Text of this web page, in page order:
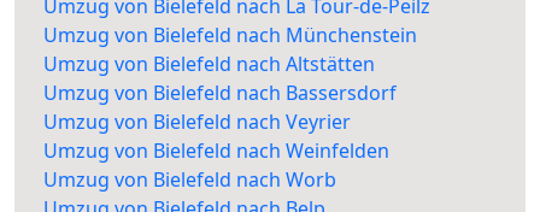
Umzug von Bielefeld nach La Tour-de-Peilz
Umzug von Bielefeld nach Münchenstein
Umzug von Bielefeld nach Altstätten
Umzug von Bielefeld nach Bassersdorf
Umzug von Bielefeld nach Veyrier
Umzug von Bielefeld nach Weinfelden
Umzug von Bielefeld nach Worb